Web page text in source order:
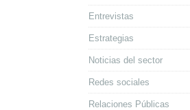
Entrevistas
Estrategias
Noticias del sector
Redes sociales
Relaciones Públicas